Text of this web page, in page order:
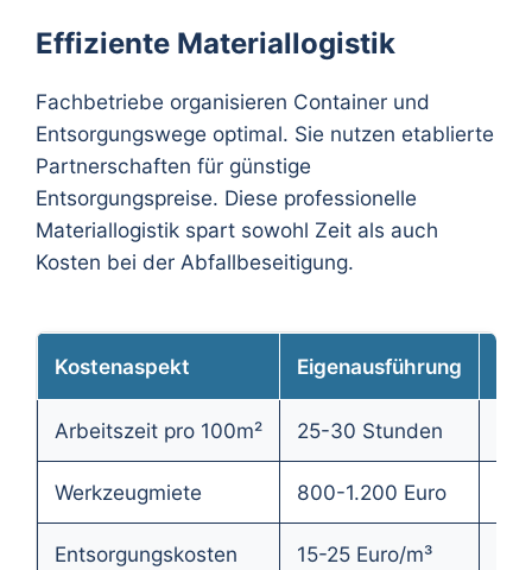
Effiziente Materiallogistik
Fachbetriebe organisieren Container und
Entsorgungswege optimal. Sie nutzen etablierte
Partnerschaften für günstige
Entsorgungspreise. Diese professionelle
Materiallogistik spart sowohl Zeit als auch
Kosten bei der Abfallbeseitigung.
Kostenaspekt Eigenausführung
Arbeitszeit pro 100m² 25-30 Stunden
Werkzeugmiete 800-1.200 Euro
Entsorgungskosten 15-25 Euro/m³